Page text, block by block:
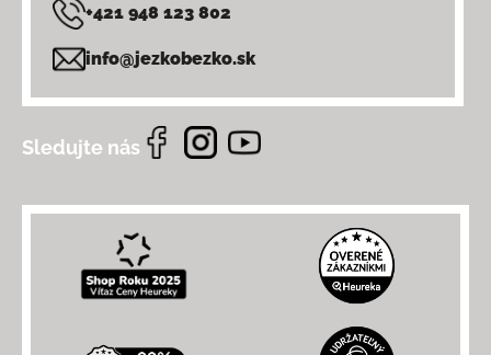
+421 948 123 802
info@jezkobezko.sk
Sledujte nás